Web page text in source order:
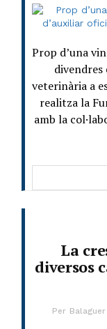
Prop d’una
divendres
veterinària a
realitza la
amb la
La
diversos
Per